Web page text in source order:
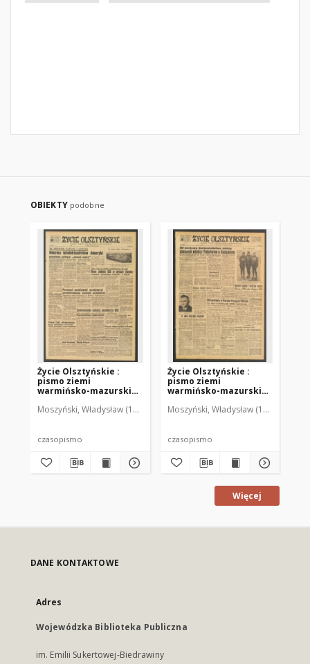
OBIEKTY podobne
Życie Olsztyńskie :
pismo ziemi
warmińsko-mazurskiej,
Moszyński, Władysław (1922-2001). Red. Mroczkowski, Włodzimierz
czasopismo
Życie Olsztyńskie :
pismo ziemi
warmińsko-mazurskiej,
Moszyński, Władysław (1922-2001).
czasopismo
Więcej
DANE KONTAKTOWE
Adres
Wojewódzka Biblioteka Publiczna
im. Emilii Sukertowej-Biedrawiny